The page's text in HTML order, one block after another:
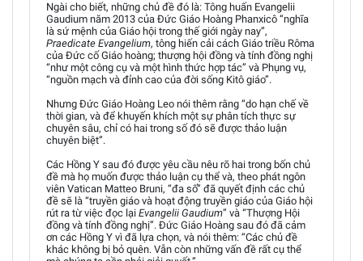
Ngài cho biết, những chủ đề đó là: Tông huấn Evangelii
Gaudium năm 2013 của Đức Giáo Hoàng Phanxicô “nghĩa
là sứ mệnh của Giáo hội trong thế giới ngày nay”,
Praedicate Evangelium, tông hiến cải cách Giáo triều Rôma
của Đức cố Giáo hoàng; thượng hội đồng và tính đồng nghị
“như một công cụ và một hình thức hợp tác” và Phụng vụ,
“nguồn mạch và đỉnh cao của đời sống Kitô giáo”.
Nhưng Đức Giáo Hoàng Leo nói thêm rằng “do hạn chế về
thời gian, và để khuyến khích một sự phân tích thực sự
chuyên sâu, chỉ có hai trong số đó sẽ được thảo luận
chuyên biệt”.
Các Hồng Y sau đó được yêu cầu nêu rõ hai trong bốn chủ
đề mà họ muốn được thảo luận cụ thể và, theo phát ngôn
viên Vatican Matteo Bruni, “đa số” đã quyết định các chủ
đề sẽ là “truyền giáo và hoạt động truyền giáo của Giáo hội
rút ra từ việc đọc lại Evangelii Gaudium” và “Thượng Hội
đồng và tính đồng nghị”. Đức Giáo Hoàng sau đó đã cảm
ơn các Hồng Y vì đã lựa chọn, và nói thêm: “Các chủ đề
khác không bị bỏ quên. Vẫn còn những vấn đề rất cụ thể